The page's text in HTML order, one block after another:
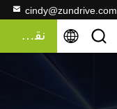
cindy@zundrive.com
نقل قول